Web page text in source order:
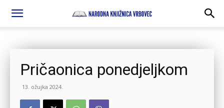
Pričaonica ponedjeljkom
13. ožujka 2024.